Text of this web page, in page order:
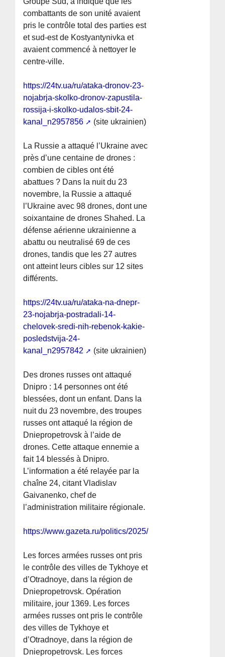
combattants de son unité avaient
pris le contrôle total des parties est
et sud-est de Kostyantynivka et
avaient commencé à nettoyer le
centre-ville.
https://24tv.ua/ru/ataka-dronov-23-
nojabrja-skolko-dronov-zapustila-
rossija-i-skolko-udalos-sbit-24-
kanal_n2957856
(site ukrainien)
La Russie a attaqué l’Ukraine avec
près d’une centaine de drones :
combien de cibles ont été
abattues ? Dans la nuit du 23
novembre, la Russie a attaqué
l’Ukraine avec 98 drones, dont une
soixantaine de drones Shahed. La
défense aérienne ukrainienne a
abattu ou neutralisé 69 de ces
drones, tandis que les 27 autres
ont atteint leurs cibles sur 12 sites
différents.
https://24tv.ua/ru/ataka-na-dnepr-
23-nojabrja-postradali-14-
chelovek-sredi-nih-rebenok-kakie-
posledstvija-24-
kanal_n2957842
(site ukrainien)
Des drones russes ont attaqué
Dnipro : 14 personnes ont été
blessées, dont un enfant. Dans la
nuit du 23 novembre, des troupes
russes ont attaqué la région de
Dniepropetrovsk à l’aide de
drones. Cette attaque ennemie a
fait 14 blessés à Dnipro.
L’information a été relayée par la
chaîne 24, citant Vladislav
Gaivanenko, chef de
l’administration militaire régionale.
https://www.gazeta.ru/politics/2025/11/23/
Les forces armées russes ont pris
le contrôle des villes de Tykhoye et
d’Otradnoye, dans la région de
Dniepropetrovsk. Opération
militaire, jour 1369. Les forces
armées russes ont pris le contrôle
des villes de Tykhoye et
d’Otradnoye, dans la région de
Dniepropetrovsk. Les forces